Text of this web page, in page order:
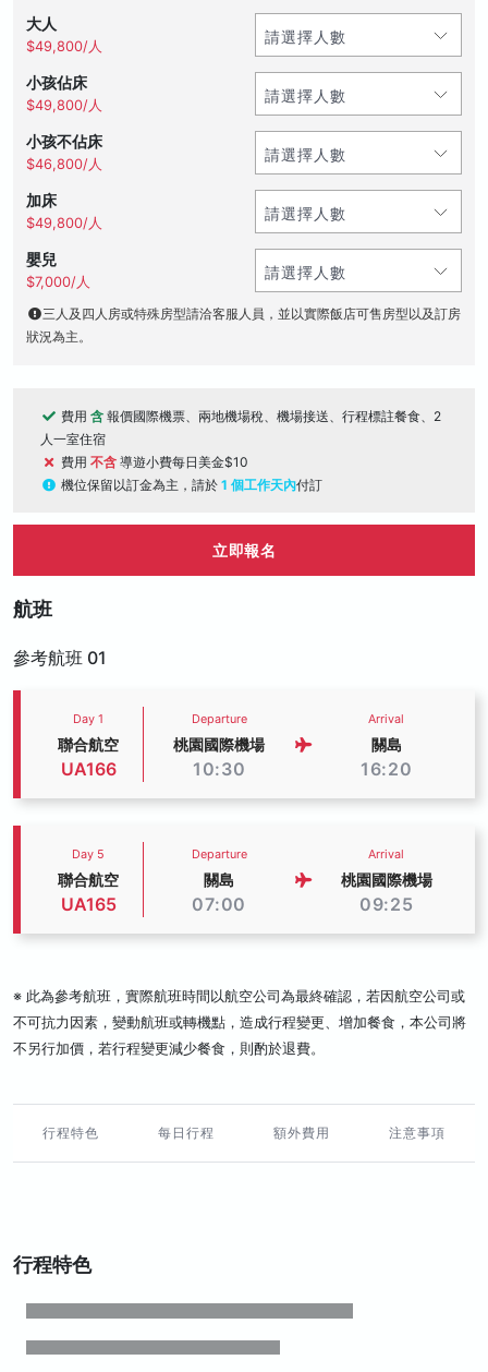
大人
$49,800/人
小孩佔床
$49,800/人
小孩不佔床
$46,800/人
加床
$49,800/人
嬰兒
$7,000/人
三人及四人房或特殊房型請洽客服人員，並以實際飯店可售房型以及訂房
狀況為主。
費用 含 報價國際機票、兩地機場稅、機場接送、行程標註餐食、2
人一室住宿
費用 不含 導遊小費每日美金$10
機位保留以訂金為主，請於 1 個工作天內付訂
立即報名
航班
參考航班 01
Day 1
聯合航空
UA166
Departure
桃園國際機場
10:30
Arrival
關島
16:20
Day 5
聯合航空
UA165
Departure
關島
07:00
Arrival
桃園國際機場
09:25
※ 此為參考航班，實際航班時間以航空公司為最終確認，若因航空公司或
不可抗力因素，變動航班或轉機點，造成行程變更、增加餐食，本公司將
不另行加價，若行程變更減少餐食，則酌於退費。
行程特色 每日行程 額外費用 注意事項
行程特色